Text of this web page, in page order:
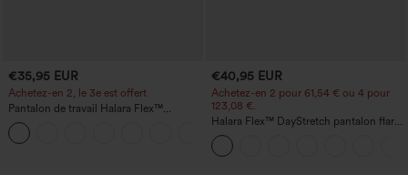
€35,95 EUR
Achetez-en 2, le 3e est offert
Pantalon de travail Halara Flex™
DayStretch à taille haute, avec poches et
coupe droite
€40,95 EUR
Achetez-en 2 pour 61,54 € ou 4 pour
123,08 €.
Halara Flex™ DayStretch pantalon flare
de travail, taille mi-haute, poche latérale
zippée